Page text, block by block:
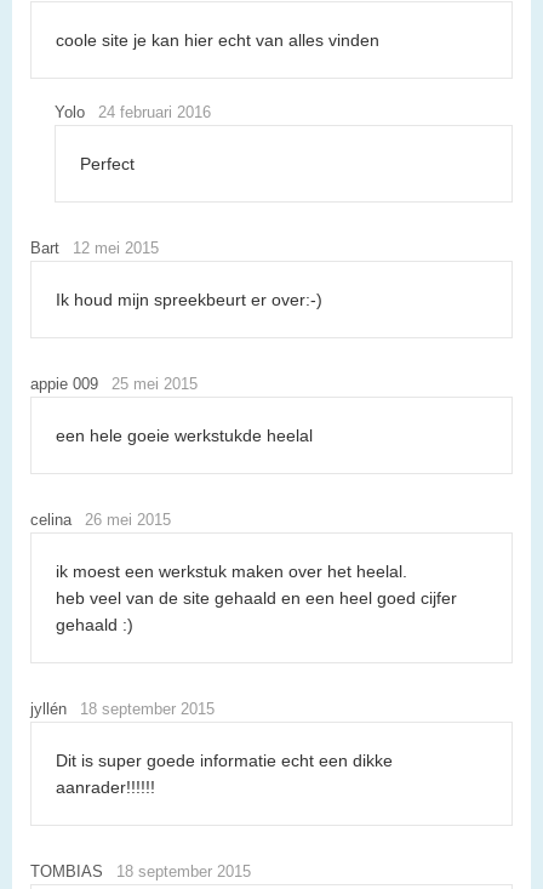
coole site je kan hier echt van alles vinden
Yolo 24 februari 2016
Perfect
Bart 12 mei 2015
Ik houd mijn spreekbeurt er over:-)
appie 009 25 mei 2015
een hele goeie werkstukde heelal
celina 26 mei 2015
ik moest een werkstuk maken over het heelal.
heb veel van de site gehaald en een heel goed cijfer
gehaald :)
jyllén 18 september 2015
Dit is super goede informatie echt een dikke
aanrader!!!!!!
TOMBIAS 18 september 2015